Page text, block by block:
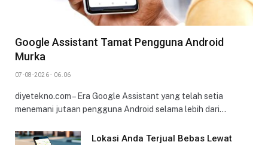
Google Assistant Tamat Pengguna Android
Murka
07-08-2026 - 06.06
diyetekno.com – Era Google Assistant yang telah setia
menemani jutaan pengguna Android selama lebih dari…
Lokasi Anda Terjual Bebas Lewat